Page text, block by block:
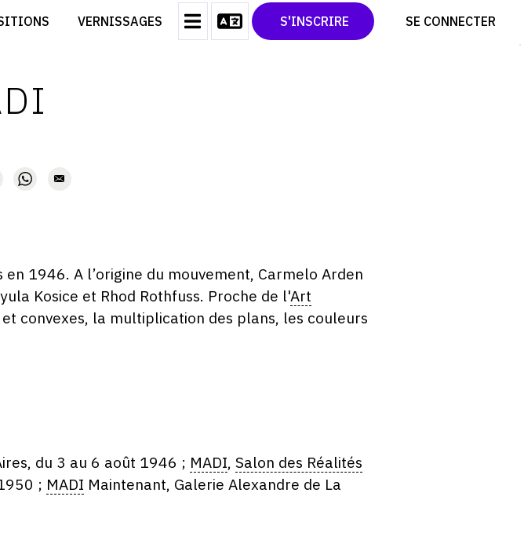
VERNISSAGES S'INSCRIRE SE CONNECTER
D'EXPO
CONTACT
CGU
TWITTER
PINTEREST
en 1946. A l’origine du mouvement, Carmelo Arden
Kosice et Rhod Rothfuss. Proche de l'Art
convexes, la multiplication des plans, les couleurs
du 3 au 6 août 1946 ; MADI, Salon des Réalités
; MADI Maintenant, Galerie Alexandre de La